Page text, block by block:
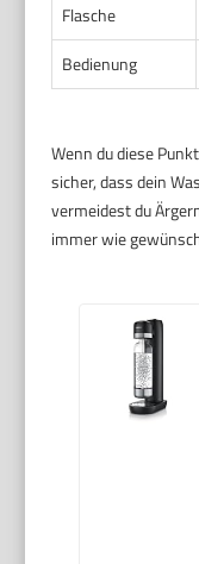
Flasche
Bedienung
Wenn du diese
sicher, dass dein
vermeidest du
immer wie